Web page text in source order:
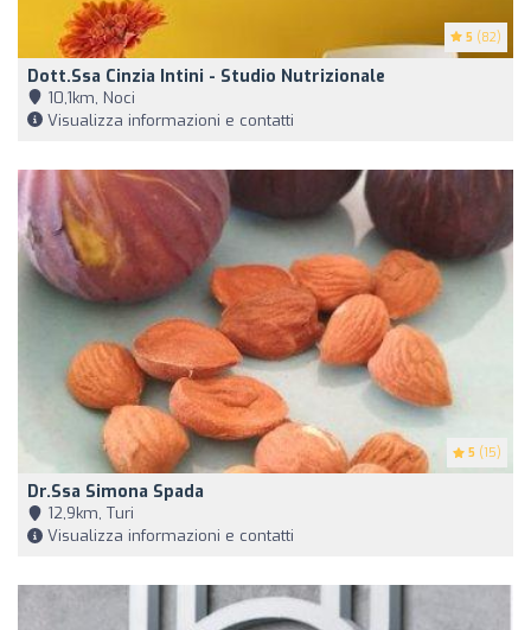
5 (82)
Dott.ssa Cinzia Intini - Studio Nutrizionale
10,1km, Noci
Visualizza informazioni e contatti
5 (15)
Dr.ssa Simona Spada
12,9km, Turi
Visualizza informazioni e contatti